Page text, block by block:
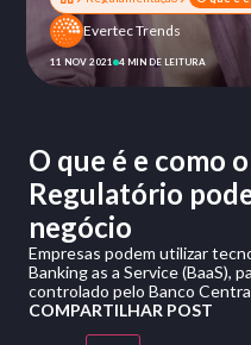
Evertec Trends
11 NOV 2021 4 MIN DE LEITURA
O que é e como
Regulatório
negócio
Empresas podem utilizar
Banking as a Service (BaaS),
controlado pelo Banco
COMPARTILHAR POST